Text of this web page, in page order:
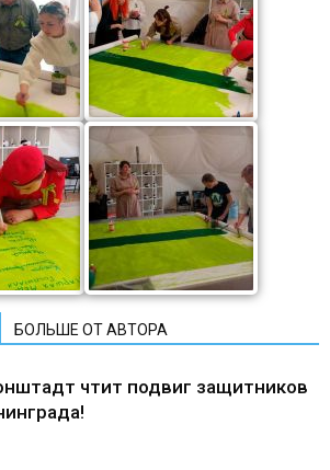
БОЛЬШЕ ОТ АВТОРА
чтит подвиг защитников